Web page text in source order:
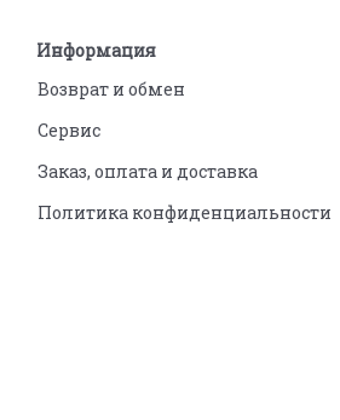
Информация
Возврат и обмен
Сервис
Заказ, оплата и доставка
Политика конфиденциальности